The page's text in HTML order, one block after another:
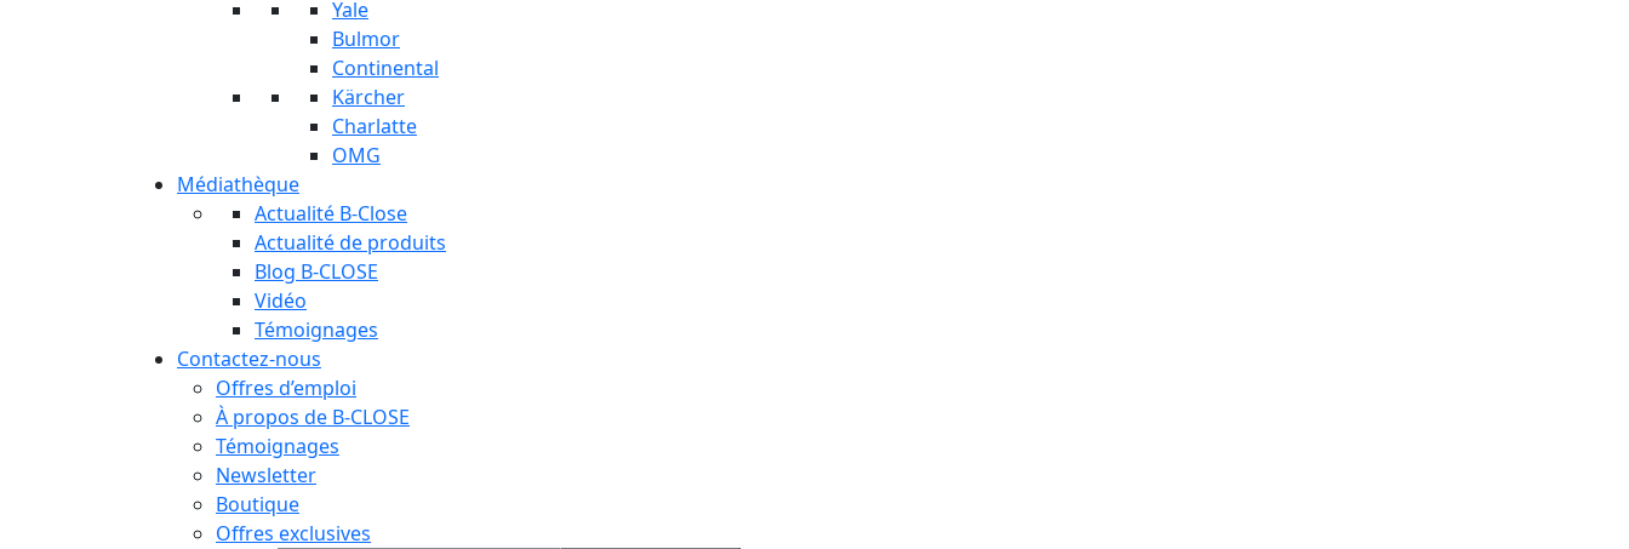
Yale
Bulmor
Continental
Kärcher
Charlatte
OMG
Médiathèque
Actualité B-Close
Actualité de produits
Blog B-CLOSE
Vidéo
Témoignages
Contactez-nous
Offres d’emploi
À propos de B-CLOSE
Témoignages
Newsletter
Boutique
Offres exclusives